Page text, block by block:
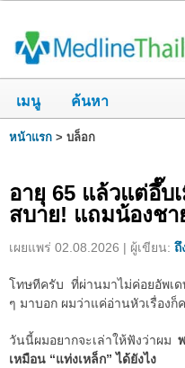
เมนู ค้นหา
หน้าแรก > บล็อก
อายุ 65 แล้วแต่อึ๊บ
สบาย! แถมน้องช
เผยแพร่ 02.08.2026 | ผู้เขียน: ถึ
โทษทีครับ ที่ผ่านมาไม่ค่อยอัพเด
ๆ มาบอก ผมว่าแค่อ่านหัวเรื่องก็
วันนี้ผมอยากจะเล่าให้ฟังว่าผม
เหมือน “แท่งเหล็ก” ได้ยังไง